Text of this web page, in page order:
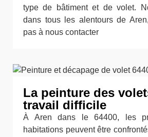
type de bâtiment et de volet.
dans tous les alentours de
pas à nous contacter
La peinture des
travail difficile
À Aren dans le 64400, les
habitations peuvent être